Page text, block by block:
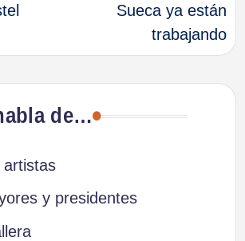
Sueca ya están
trabajando
de…
artistas
y presidentes